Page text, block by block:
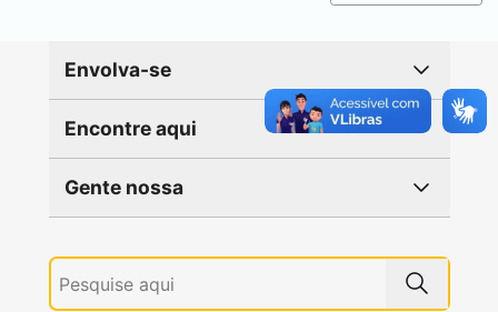
Envolva-se
Encontre aqui
Gente nossa